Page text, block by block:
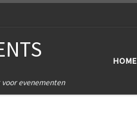
evenementen
HOME